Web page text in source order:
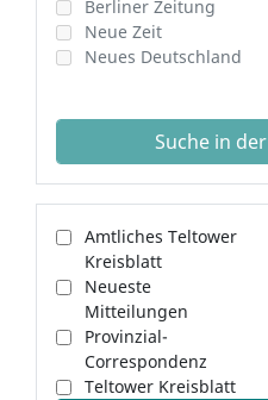
Berliner Zeitung
Neue Zeit
Neues Deutschland
Suche in
Amtliches Teltower
Kreisblatt
Neueste
Mitteilungen
Provinzial-
Correspondenz
Teltower Kreisblatt